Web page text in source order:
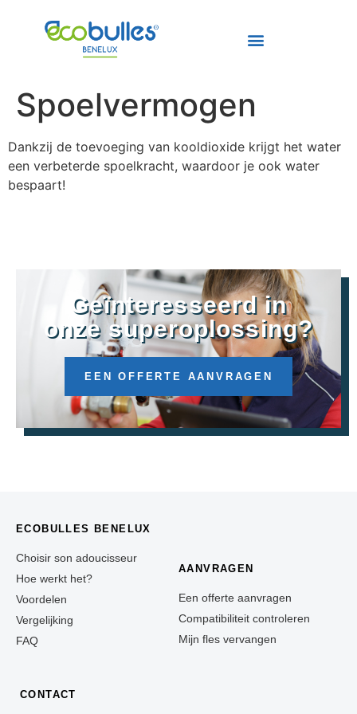
Spoelvermogen
Dankzij de toevoeging van kooldioxide krijgt het water
een verbeterde spoelkracht, waardoor je ook water
bespaart!
Geïnteresseerd in
onze superoplossing?
EEN OFFERTE AANVRAGEN
ECOBULLES BENELUX
Choisir son adoucisseur
Hoe werkt het?
Voordelen
Vergelijking
FAQ
AANVRAGEN
Een offerte aanvragen
Compatibiliteit controleren
Mijn fles vervangen
CONTACT